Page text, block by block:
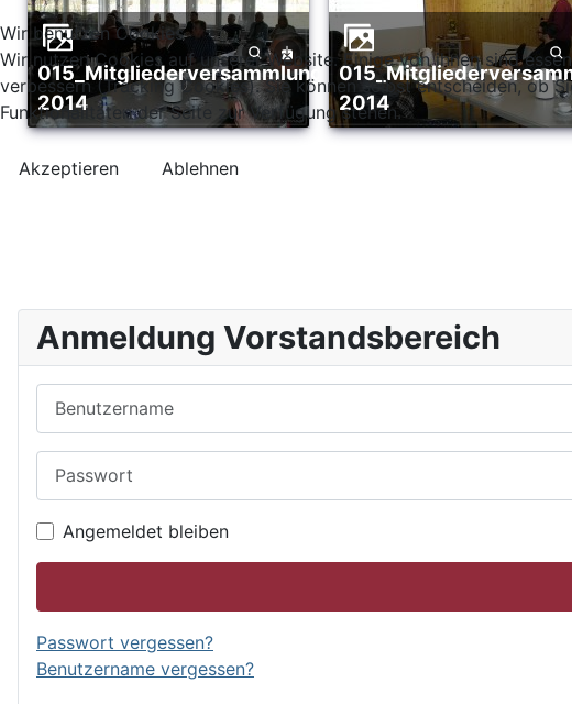
015_Mitgliederversammlung_02-
2014
015_Mitgliederversammlung_02-
2014
Anmeldung Vorstandsbereich
Angemeldet bleiben
Passwort vergessen?
Benutzername vergessen?
Wir benutzen Cookies
Wir nutzen Cookies auf unserer Website. Einige von ihnen sind
verbessern (Tracking Cookies). Sie können selbst entscheiden, ob
Funktionalitäten der Seite zur Verfügung stehen.
Akzeptieren
Ablehnen